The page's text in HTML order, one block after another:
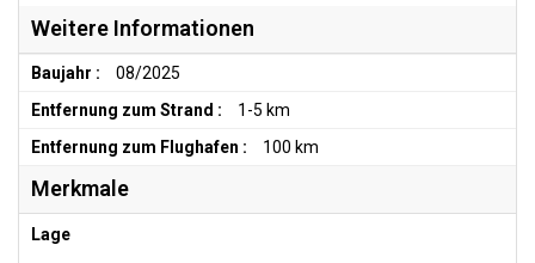
Weitere Informationen
Baujahr :
08/2025
Entfernung zum Strand :
1-5 km
Entfernung zum Flughafen :
100 km
Merkmale
Lage